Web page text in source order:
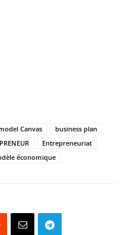
Canvas
business plan
Entrepreneuriat
économique